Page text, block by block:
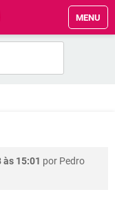
MENU
às 15:01 por Pedro